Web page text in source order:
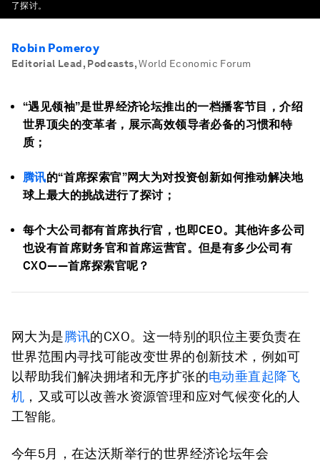
了探讨。
Robin Pomeroy
Editorial Lead, Podcasts, World Economic Forum
“遇见领袖”是世界经济论坛推出的一档播客节目，介绍
世界顶尖的变革者，展示高效领导者必备的习惯和特
质；
腾讯的“首席探索官”网大为对投资创新如何推动解决地
球上最大的挑战进行了探讨；
每个大公司都有首席执行官，也即CEO。其他许多公司
也设有首席财务官和首席运营官。但是有多少公司有
CXO——首席探索官呢？
网大为是腾讯的CXO。这一特别的职位主要负责在
世界范围内寻找可能改变世界的创新技术，例如可
以帮助我们解决拥堵和无序扩张的电动垂直起降飞
机 ，又或可以改善水资源管理和应对气候变化的人
工智能。
今年5月，在达沃斯举行的世界经济论坛年会